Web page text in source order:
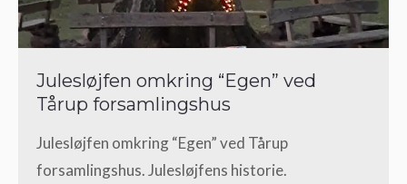
Julesløjfen omkring “Egen” ved
Tårup forsamlingshus
Julesløjfen omkring “Egen” ved Tårup
forsamlingshus. Julesløjfens historie.